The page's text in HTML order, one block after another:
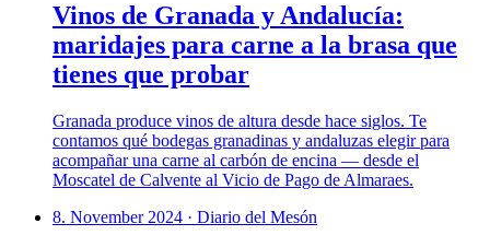
Vinos de Granada y Andalucía:
maridajes para carne a la brasa que
tienes que probar
Granada produce vinos de altura desde hace siglos. Te
contamos qué bodegas granadinas y andaluzas elegir para
acompañar una carne al carbón de encina — desde el
Moscatel de Calvente al Vicio de Pago de Almaraes.
8. November 2024 · Diario del Mesón